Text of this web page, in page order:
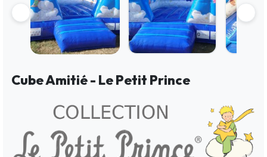
Cube Amitié - Le Petit Prince